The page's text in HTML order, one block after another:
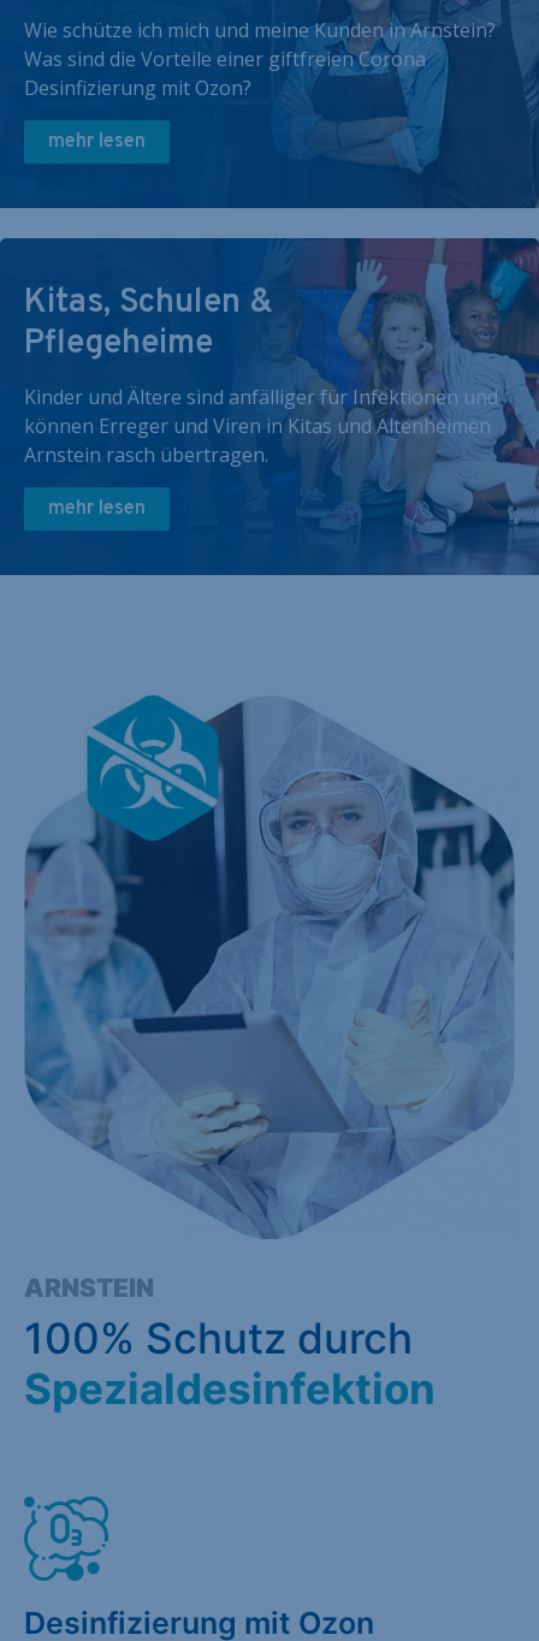
Wie schütze ich mich und meine Kunden in Arnstein?
Was sind die Vorteile einer giftfreien Corona
Desinfizierung mit Ozon?
mehr lesen
Kitas, Schulen &
Pflegeheime
Kinder und Ältere sind anfälliger für Infektionen und
können Erreger und Viren in Kitas und Altenheimen
Arnstein rasch übertragen.
mehr lesen
ARNSTEIN
100% Schutz durch
Spezialdesinfektion
Desinfizierung mit Ozon